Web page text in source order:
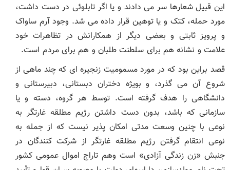
این قبیل شعارها سر می دادند و یا اگر تابلوئی در دست داشت،
مورد حمله، کتک و یا توهین قرار داده می شد. وجود آرم ساواک
و پرویز ثابتی و بعضی دیگر از همکارانش در تظاهرات خود
علامت و نشانه هم برای سلطنت طلبان و هم برای مردم است.
قصد براین بود که در مورد مسمومیت زنجیره ای که چند ماهی از
شروع آن می گذرد، و بویژه دختران دبستانی، دبیرستانی و
دانشگاهی را هدف گرفته است. توسط هر گروه، دسته و یا
سازمانی که باشد، بدون دست داشتن رژیم مطلقه غارتگر به
نوعی با چنین وسعت مدتی امکان پذیر نیست که از جمله به
نوعی انتقام گرفتن رژیم مطلقه غارتگر از شرکت کنندگان در
جنبش «زن زندگی آزادی» است وهم تاراج اموال عمومی کشور